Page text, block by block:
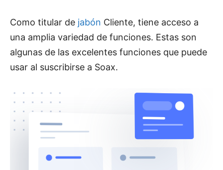
Como titular de jabón Cliente, tiene acceso a
una amplia variedad de funciones. Estas son
algunas de las excelentes funciones que puede
usar al suscribirse a Soax.